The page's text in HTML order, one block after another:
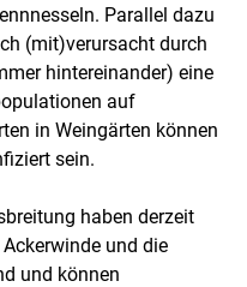
Parallel dazu
(mit)verursacht durch
hintereinander) eine
auf
in Weingärten können
sein.
haben derzeit
und die
und können